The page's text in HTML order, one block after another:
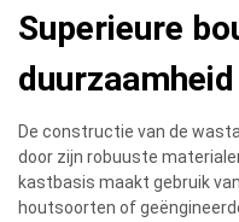
Superieure
duurzaamheid
De constructie van de
door zijn robuuste
kastbasis maakt gebruik
houtsoorten of